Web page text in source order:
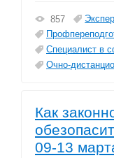
857
Специалист в
Очно-
Как
09-13